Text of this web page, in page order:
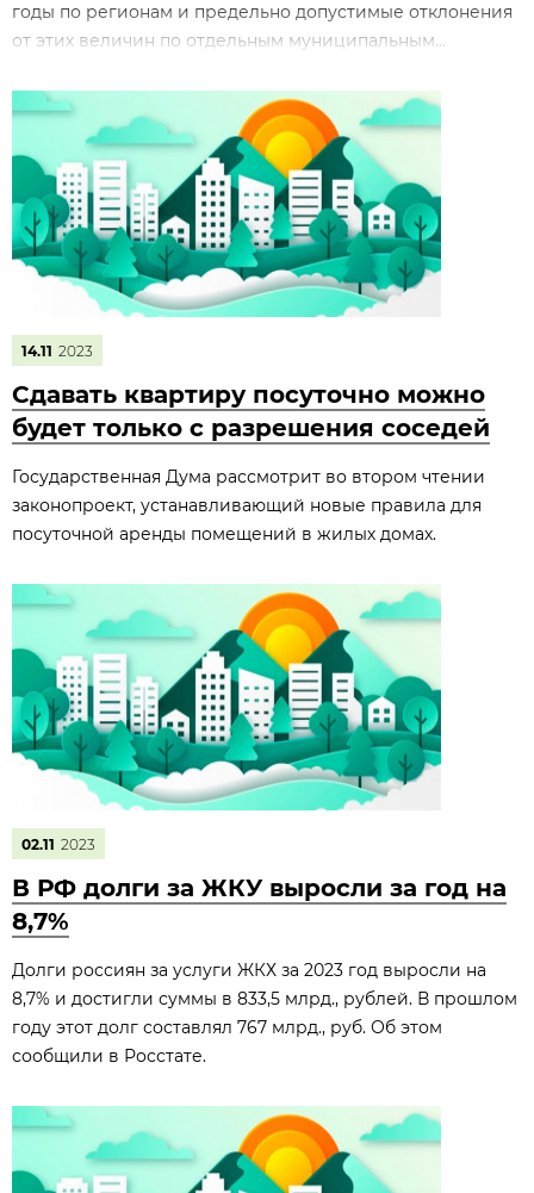
годы по регионам и предельно допустимые отклонения
от этих величин по отдельным муниципальным...
14.11 2023
Сдавать квартиру посуточно можно
будет только с разрешения соседей
Государственная Дума рассмотрит во втором чтении
законопроект, устанавливающий новые правила для
посуточной аренды помещений в жилых домах.
02.11 2023
В РФ долги за ЖКУ выросли за год на
8,7%
Долги россиян за услуги ЖКХ за 2023 год выросли на
8,7% и достигли суммы в 833,5 млрд., рублей. В прошлом
году этот долг составлял 767 млрд., руб. Об этом
сообщили в Росстате.